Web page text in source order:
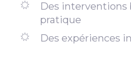
Des interventions
pratique
Des expériences